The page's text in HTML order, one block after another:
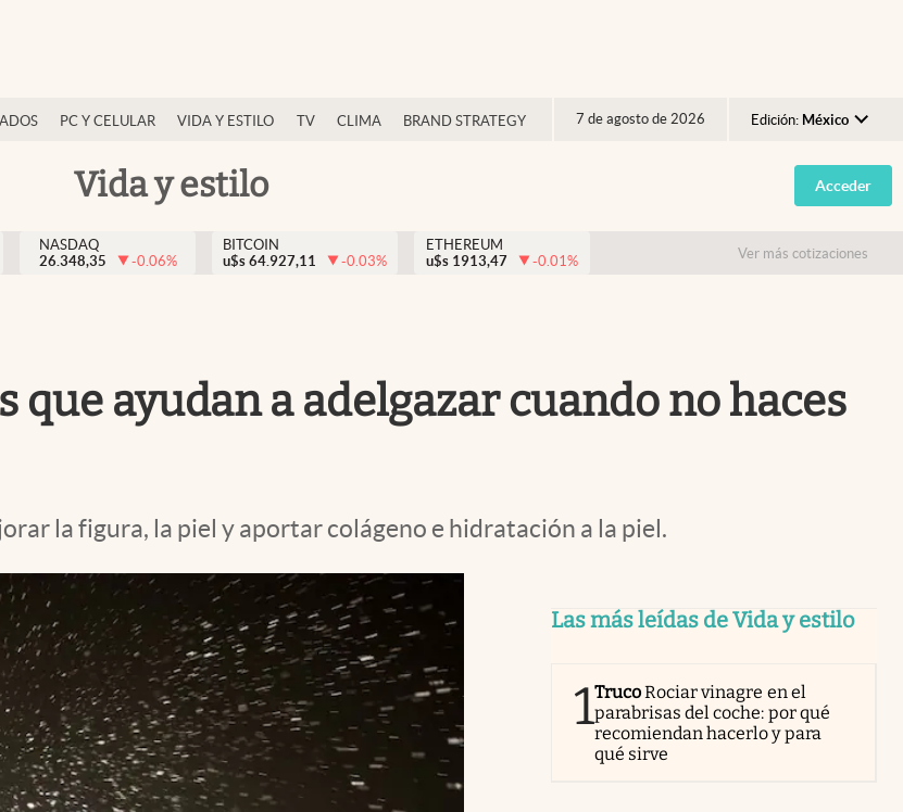
PC Y CELULAR VIDA Y ESTILO TV CLIMA BRAND STRATEGY 7 de agosto de 2026 Edición: México
Argentina
España
USA
Vida y estilo Acceder
NASDAQ
26.348,35
-0.06%
BITCOIN
u$s 64.927,11 -0.03%
ETHEREUM
u$s 1913,47 -0.01% Ver más cotizaciones
que ayudan a adelgazar cuando no haces
la figura, la piel y aportar colágeno e hidratación a la piel.
Las más leídas de Vida y estilo
1TrucoRociar vinagre en el
parabrisas del coche: por qué
recomiendan hacerlo y para
qué sirve